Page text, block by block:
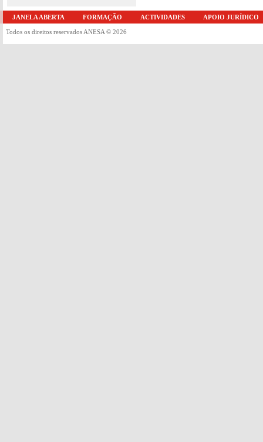
JANELA ABERTA FORMAÇÃO ACTIVIDADES APOIO JURÍDICO
Todos os direitos reservados ANESA © 2026